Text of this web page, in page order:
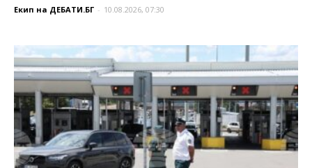
Екип на ДЕБАТИ.БГ - 10.08.2026, 07:30